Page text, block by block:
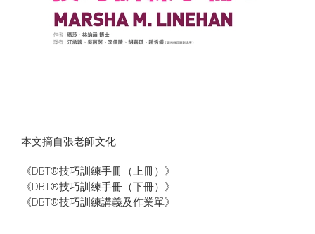
本文摘自張老師文化
《DBT®技巧訓練手冊（上冊）》
《DBT®技巧訓練手冊（下冊）》
《DBT®技巧訓練講義及作業單》